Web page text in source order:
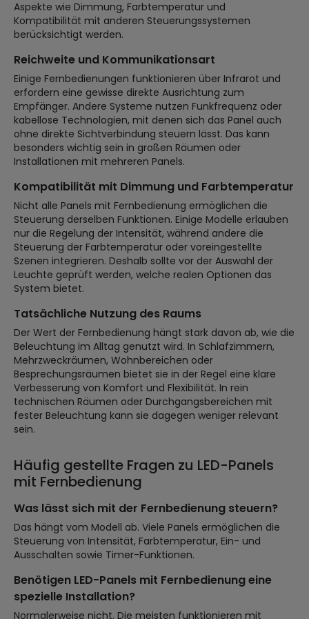
Aspekte wie Dimmung, Farbtemperatur und
Kompatibilität mit anderen Steuerungssystemen
berücksichtigt werden.
Reichweite und Kommunikationsart
Einige Fernbedienungen funktionieren über Infrarot und
erfordern eine gewisse direkte Ausrichtung zum
Empfänger. Andere Systeme nutzen Funkfrequenz oder
kabellose Technologien, mit denen sich das Panel auch
ohne direkte Sichtverbindung steuern lässt. Das kann
besonders wichtig sein in großen Räumen oder
Installationen mit mehreren Panels.
Kompatibilität mit Dimmung und Farbtemperatur
Nicht alle Panels mit Fernbedienung ermöglichen die
Steuerung derselben Funktionen. Einige Modelle erlauben
nur die Regelung der Intensität, während andere die
Steuerung der Farbtemperatur oder voreingestellte
Szenen integrieren. Deshalb sollte vor der Auswahl der
Leuchte geprüft werden, welche realen Optionen das
System bietet.
Tatsächliche Nutzung des Raums
Der Wert der Fernbedienung hängt stark davon ab, wie die
Beleuchtung im Alltag genutzt wird. In Schlafzimmern,
Mehrzweckräumen, Wohnbereichen oder
Besprechungsräumen bietet sie in der Regel eine klare
Verbesserung von Komfort und Flexibilität. In rein
technischen Räumen oder Durchgangsbereichen mit
fester Beleuchtung kann sie dagegen weniger relevant
sein.
Häufig gestellte Fragen zu LED-Panels
mit Fernbedienung
Was lässt sich mit der Fernbedienung steuern?
Das hängt vom Modell ab. Viele Panels ermöglichen die
Steuerung von Intensität, Farbtemperatur, Ein- und
Ausschalten sowie Timer-Funktionen.
Benötigen LED-Panels mit Fernbedienung eine
spezielle Installation?
Normalerweise nicht. Die meisten funktionieren mit